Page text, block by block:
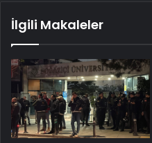
İlgili Makaleler